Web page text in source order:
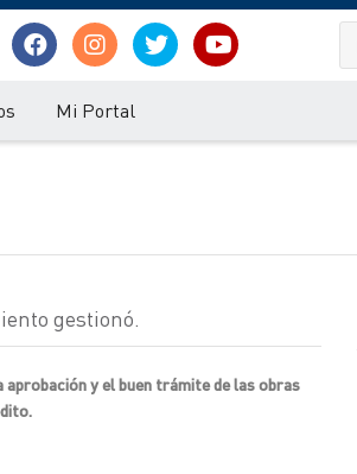
Mi Portal
gestionó.
y el buen trámite de las obras